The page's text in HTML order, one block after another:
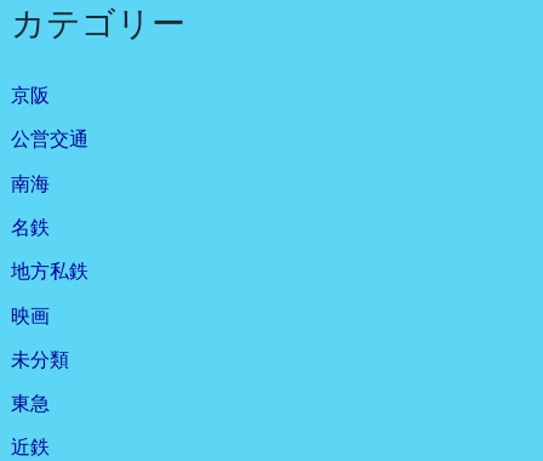
カテゴリー
京阪
公営交通
南海
名鉄
地方私鉄
映画
未分類
東急
近鉄